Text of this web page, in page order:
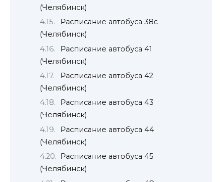
(Челябинск)
Расписание автобуса 38с
(Челябинск)
Расписание автобуса 41
(Челябинск)
Расписание автобуса 42
(Челябинск)
Расписание автобуса 43
(Челябинск)
Расписание автобуса 44
(Челябинск)
Расписание автобуса 45
(Челябинск)